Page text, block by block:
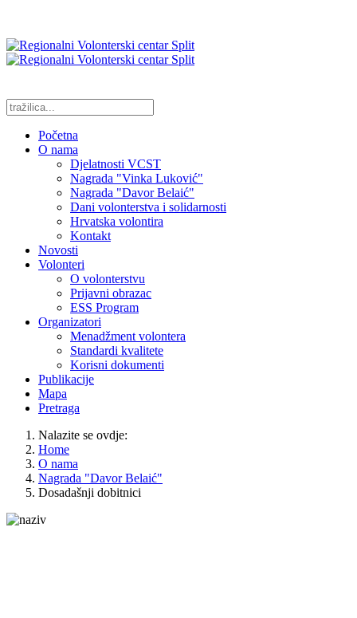
Početna
O nama
Djelatnosti VCST
Nagrada "Vinka Luković"
Nagrada "Davor Belaić"
Dani volonterstva i solidarnosti
Hrvatska volontira
Kontakt
Novosti
Volonteri
O volonterstvu
Prijavni obrazac
ESS Program
Organizatori
Menadžment volontera
Standardi kvalitete
Korisni dokumenti
Publikacije
Mapa
Pretraga
Nalazite se ovdje:
Home
O nama
Nagrada "Davor Belaić"
Dosadašnji dobitnici